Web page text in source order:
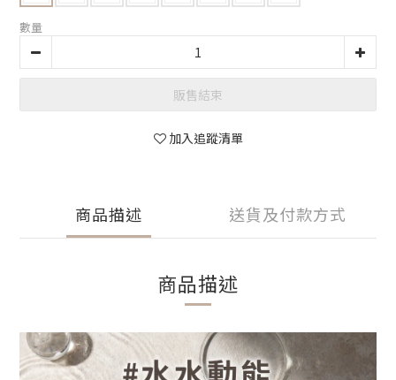
數量
販售結束
加入追蹤清單
商品描述 送貨及付款方式
商品描述